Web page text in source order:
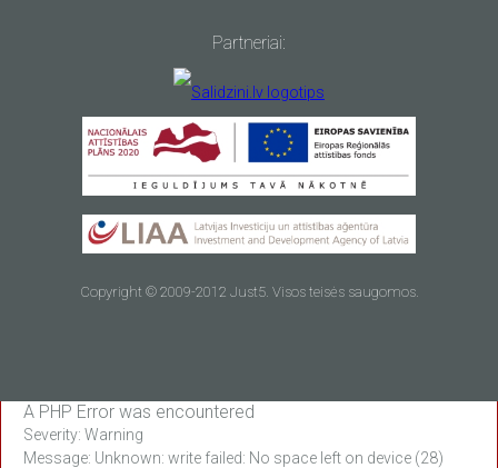
Partneriai:
Copyright © 2009-2012 Just5. Visos teisės saugomos.
A PHP Error was encountered
Severity: Warning
Message: Unknown: write failed: No space left on device (28)